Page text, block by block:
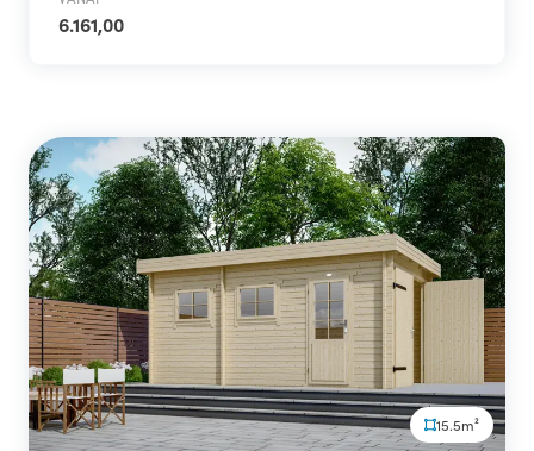
6.161,00
15.5m²